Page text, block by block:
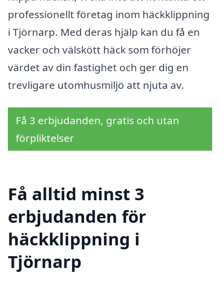
professionellt företag inom häckklippning
i Tjörnarp. Med deras hjälp kan du få en
vacker och välskött häck som förhöjer
värdet av din fastighet och ger dig en
trevligare utomhusmiljö att njuta av.
Få 3 erbjudanden, gratis och utan
förpliktelser
Få alltid minst 3
erbjudanden för
häckklippning i
Tjörnarp